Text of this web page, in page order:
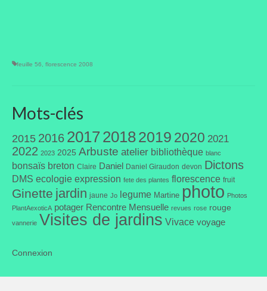
feuille 56 florescence 2008
Mots-clés
2015 2016 201720182019 2020 2021
2022 2023 2025 Arbuste atelier bibliothèque blanc
bonsaïs breton Claire Daniel Daniel Giraudon devon Dictons
DMS ecologie expression fete des plantes florescence fruit
Ginette jardin jaune Jo legume Martine photo Photos
PlantAexoticA potager Rencontre Mensuelle revues rose rouge
vannerie Visites de jardins Vivace voyage
Connexion